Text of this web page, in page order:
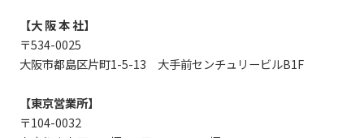
【大 阪 本 社】
〒534-0025
大阪市都島区片町1-5-13 大手前センチュリービルB1F
【東京営業所】
〒104-0032